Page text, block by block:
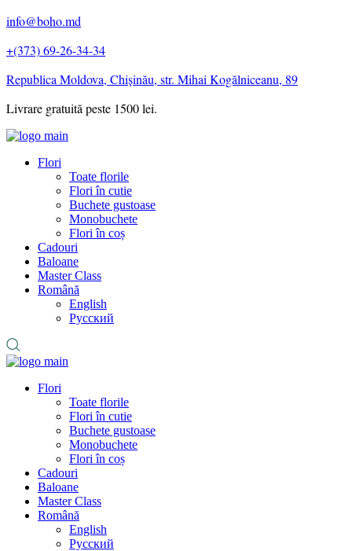
info@boho.md
+(373) 69-26-34-34
Republica Moldova, Chișinău, str. Mihai Kogălniceanu, 89
Livrare gratuită peste 1500 lei.
Flori
Toate florile
Flori în cutie
Buchete gustoase
Monobuchete
Flori în coș
Cadouri
Baloane
Master Class
Română
English
Русский
Flori
Toate florile
Flori în cutie
Buchete gustoase
Monobuchete
Flori în coș
Cadouri
Baloane
Master Class
Română
English
Русский